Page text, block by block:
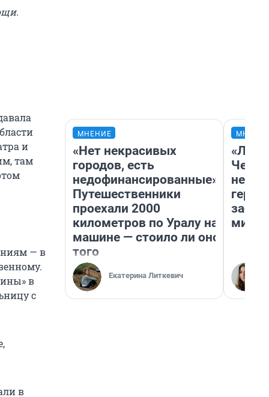
и
там
— в
в
с
в
МНЕНИЕ
«Нет некрасивых
городов, есть
недофинансированные».
Путешественники
проехали 2000
километров по Уралу на
машине — стоило ли оно
того
Екатерина Литкевич
Чем
герои